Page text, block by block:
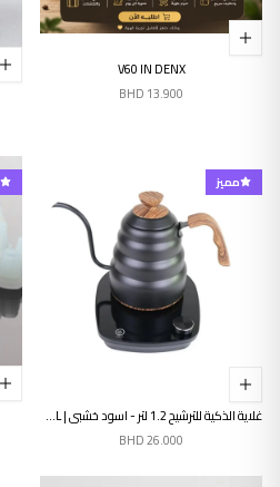
V60 IN DENX
BHD 13.900
مميز
غلاية الذكية للترشيح 1.2 لتر - اسود خشبي | SMART POUR KETTLE 1.2L
BHD26.000